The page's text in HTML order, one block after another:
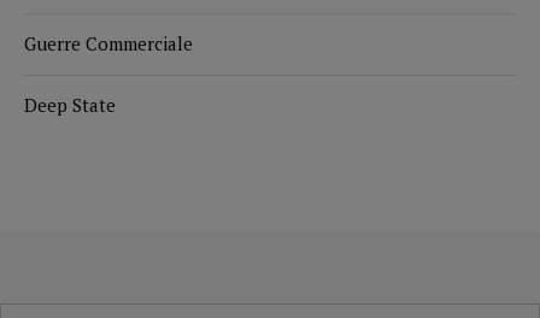
Guerre Commerciale
Deep State